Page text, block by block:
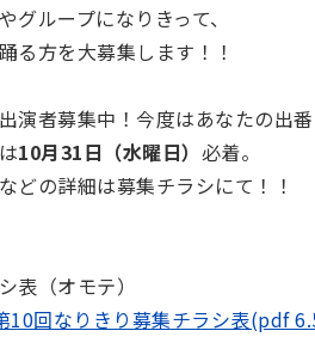
グループになりきって、
る方を大募集します！！
演者募集中！今度はあなたの出
10月31日（水曜日） 必着。
どの詳細は募集チラシにて！！
表（オモテ）
10回なりきり募集チラシ表(pdf